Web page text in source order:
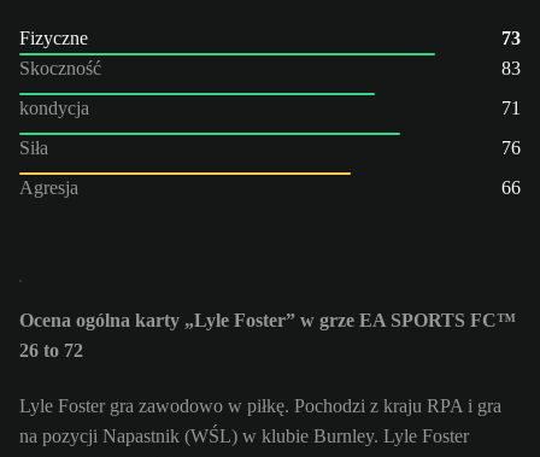
Fizyczne
73
Skoczność
83
kondycja
71
Siła
76
Agresja
66
Ocena ogólna karty „Lyle Foster” w grze EA SPORTS FC™
26 to 72
Lyle Foster gra zawodowo w piłkę. Pochodzi z kraju RPA i gra
na pozycji Napastnik (WŚL) w klubie Burnley. Lyle Foster